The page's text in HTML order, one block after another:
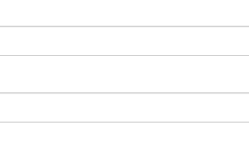
Vasco
y